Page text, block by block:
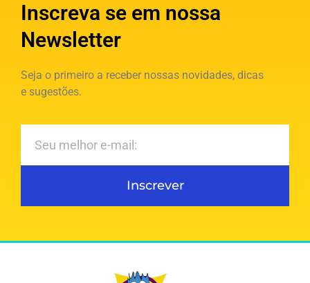
Inscreva se em nossa
Newsletter
Seja o primeiro a receber nossas novidades, dicas
e sugestões.
Inscrever